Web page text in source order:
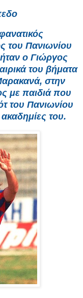
του Πανιωνίου
ο Γιώργος
του βήματα
στην
με παιδιά που
του Πανιωνίου
του.